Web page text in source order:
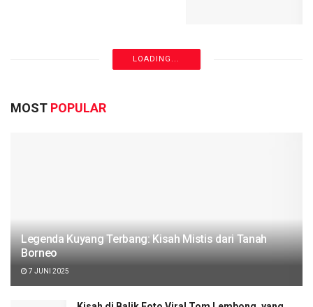
LOADING...
MOST POPULAR
Legenda Kuyang Terbang: Kisah Mistis dari Tanah
Borneo
7 JUNI 2025